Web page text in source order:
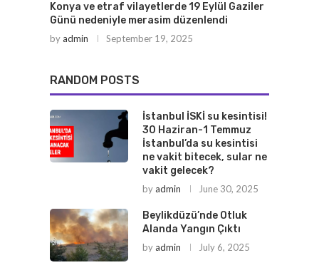
Konya ve etraf vilayetlerde 19 Eylül Gaziler
Günü nedeniyle merasim düzenlendi
byadmin September 19, 2025
RANDOM POSTS
İstanbul İSKİ su kesintisi!
30 Haziran-1 Temmuz
İstanbul’da su kesintisi
ne vakit bitecek, sular ne
vakit gelecek?
byadmin June 30, 2025
Beylikdüzü’nde Otluk
Alanda Yangın Çıktı
byadmin July 6, 2025